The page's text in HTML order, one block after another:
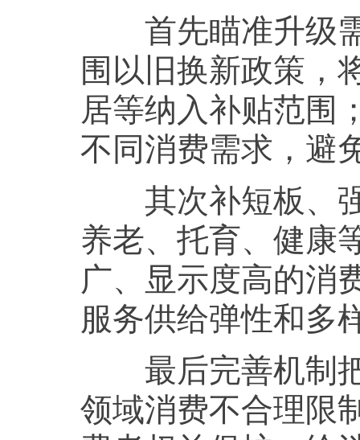
首先瞄准升级需
围以旧换新政策，
居等纳入补贴范围
不同消费需求，避
其次补短板、强
养老、托育、健康
广、显示度高的消
服务供给弹性和多
最后完善机制把
领域消费不合理限